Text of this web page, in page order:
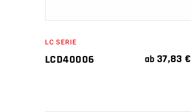
LC SERIE
LCD40006 ab 37,83€